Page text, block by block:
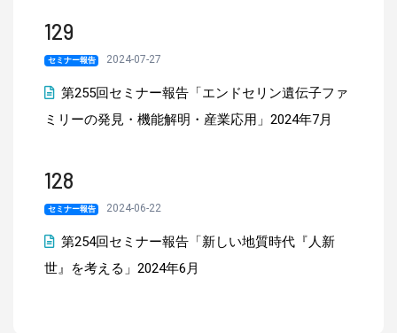
129
セミナー報告 2024-07-27
第255回セミナー報告「エンドセリン遺伝子ファ
ミリーの発見・機能解明・産業応用」2024年7月
128
セミナー報告 2024-06-22
第254回セミナー報告「新しい地質時代『人新
世』を考える」2024年6月